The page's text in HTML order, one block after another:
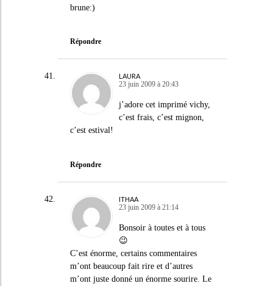
brune:)
Répondre
LAURA
23 juin 2009 à 20:43
j’adore cet imprimé vichy,
c’est frais, c’est mignon,
c’est estival!
Répondre
ITHAA
23 juin 2009 à 21:14
Bonsoir à toutes et à tous
😉
C’est énorme, certains commentaires
m’ont beaucoup fait rire et d’autres
m’ont juste donné un énorme sourire. Le